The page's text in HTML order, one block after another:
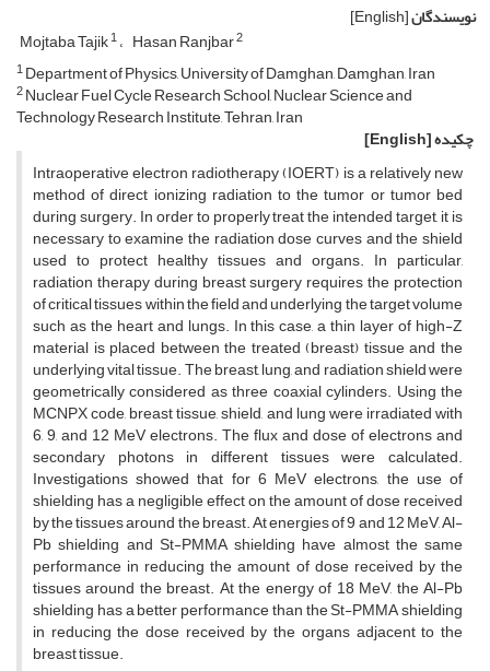
نویسندگان[English]
Mojtaba Tajik1 Hasan Ranjbar2
1Department of Physics, University of Damghan, Damghan, Iran
2Nuclear Fuel Cycle Research School, Nuclear Science and
Technology Research Institute, Tehran, Iran
چکیده[English]
Intraoperative electron radiotherapy (IOERT) is a relatively new
method of direct ionizing radiation to the tumor or tumor bed
during surgery. In order to properly treat the intended target, it is
necessary to examine the radiation dose curves and the shield
used to protect healthy tissues and organs. In particular,
radiation therapy during breast surgery requires the protection
of critical tissues within the field and underlying the target volume
such as the heart and lungs. In this case, a thin layer of high-Z
material is placed between the treated (breast) tissue and the
underlying vital tissue. The breast, lung, and radiation shield were
geometrically considered as three coaxial cylinders. Using the
MCNPX code, breast tissue, shield, and lung were irradiated with
6, 9, and 12 MeV electrons. The flux and dose of electrons and
secondary photons in different tissues were calculated.
Investigations showed that for 6 MeV electrons, the use of
shielding has a negligible effect on the amount of dose received
by the tissues around the breast. At energies of 9 and 12 MeV, Al-
Pb shielding and St-PMMA shielding have almost the same
performance in reducing the amount of dose received by the
tissues around the breast. At the energy of 18 MeV, the Al-Pb
shielding has a better performance than the St-PMMA shielding
in reducing the dose received by the organs adjacent to the
breast tissue.